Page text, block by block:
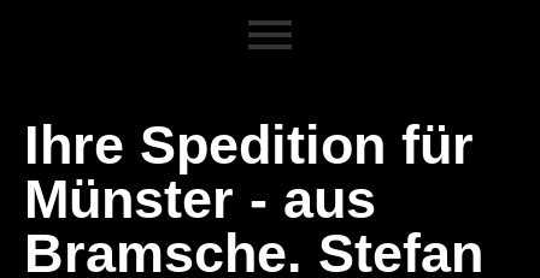
Ihre Spedition für
Münster - aus
Bramsche. Stefan